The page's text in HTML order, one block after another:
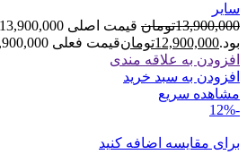
سایر
13,900,000تومان
بود.12,900,000تومانقیمت فعلی 12,900,000تومان است.
افزودن به علاقه مندی
افزودن به سبد خرید
مشاهده سریع
-12%
برای مقایسه اضافه کنید